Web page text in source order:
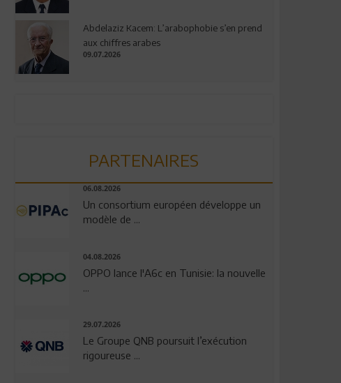
Abdelaziz Kacem: L’arabophobie s’en prend
aux chiffres arabes
09.07.2026
PARTENAIRES
06.08.2026
Un consortium européen développe un
modèle de ...
04.08.2026
OPPO lance l'A6c en Tunisie: la nouvelle
29.07.2026
Le Groupe QNB poursuit l’exécution
rigoureuse ...